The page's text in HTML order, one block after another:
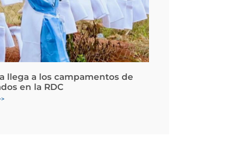
llega a los campamentos de
en la RDC